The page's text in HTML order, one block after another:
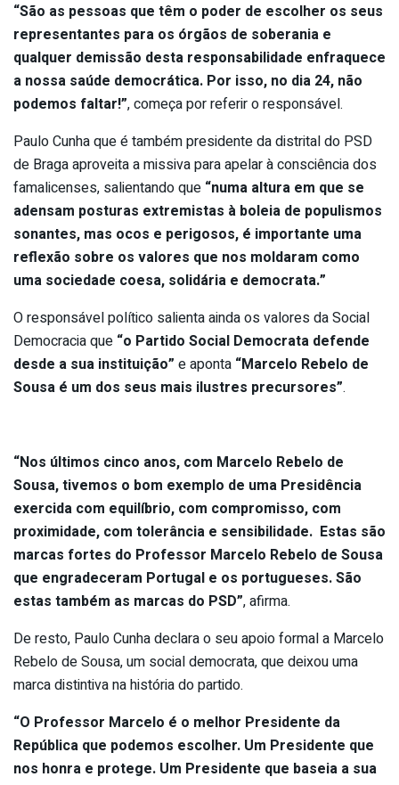
“São as pessoas que têm o poder de escolher os seus
representantes para os órgãos de soberania e
qualquer demissão desta responsabilidade enfraquece
a nossa saúde democrática. Por isso, no dia 24, não
podemos faltar!”, começa por referir o responsável.
Paulo Cunha que é também presidente da distrital do PSD
de Braga aproveita a missiva para apelar à consciência dos
famalicenses, salientando que “numa altura em que se
adensam posturas extremistas à boleia de populismos
sonantes, mas ocos e perigosos, é importante uma
reflexão sobre os valores que nos moldaram como
uma sociedade coesa, solidária e democrata.”
O responsável político salienta ainda os valores da Social
Democracia que “o Partido Social Democrata defende
desde a sua instituição” e aponta “Marcelo Rebelo de
Sousa é um dos seus mais ilustres precursores”.
“Nos últimos cinco anos, com Marcelo Rebelo de
Sousa, tivemos o bom exemplo de uma Presidência
exercida com equilíbrio, com compromisso, com
proximidade, com tolerância e sensibilidade. Estas são
marcas fortes do Professor Marcelo Rebelo de Sousa
que engradeceram Portugal e os portugueses. São
estas também as marcas do PSD”, afirma.
De resto, Paulo Cunha declara o seu apoio formal a Marcelo
Rebelo de Sousa, um social democrata, que deixou uma
marca distintiva na história do partido.
“O Professor Marcelo é o melhor Presidente da
República que podemos escolher. Um Presidente que
nos honra e protege. Um Presidente que baseia a sua